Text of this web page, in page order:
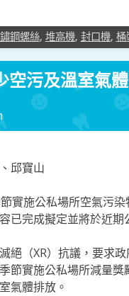
鋼螺絲, 堆高機, 封口機, 桶
空污及溫室氣體
邱寶山
實施公私場所空氣污
已完成擬定並將於近期
絕（XR）抗議，要求
節實施公私場所減量
氣體排放。